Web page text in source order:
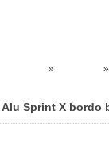
»
Alu Sprint X bordo